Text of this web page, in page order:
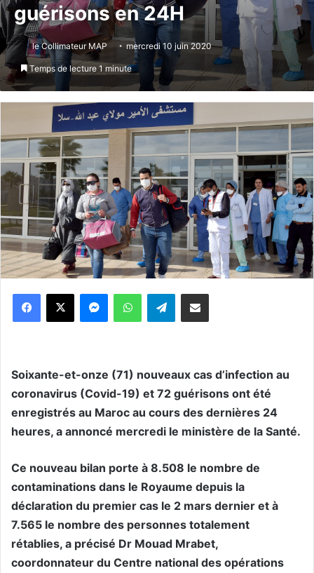
guérisons en 24H
le Collimateur MAP mercredi 10 juin 2020
Temps de lecture 1 minute
WhatsApp Telegram
Soixante-et-onze (71) nouveaux cas d’infection au
coronavirus (Covid-19) et 72 guérisons ont été
enregistrés au Maroc au cours des dernières 24
heures, a annoncé mercredi le ministère de la Santé.
Ce nouveau bilan porte à 8.508 le nombre de
contaminations dans le Royaume depuis la
déclaration du premier cas le 2 mars dernier et à
7.565 le nombre des personnes totalement
rétablies, a précisé Dr Mouad Mrabet,
coordonnateur du Centre national des opérations